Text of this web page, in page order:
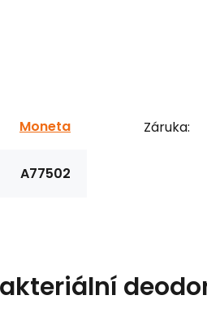
Moneta
A77502
Záruka: